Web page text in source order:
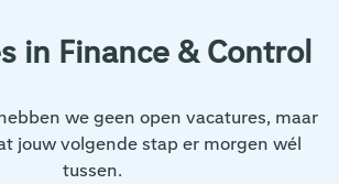
in Finance & Control
we geen open vacatures, maar
jouw volgende stap er morgen wél
tussen.